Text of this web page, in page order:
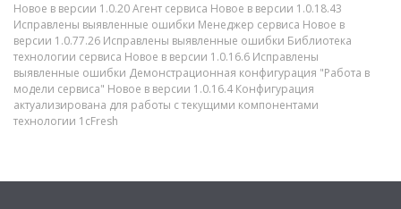
Новое в версии 1.0.20 Агент сервиса Новое в версии 1.0.18.43
Исправлены выявленные ошибки Менеджер сервиса Новое в
версии 1.0.77.26 Исправлены выявленные ошибки Библиотека
технологии сервиса Новое в версии 1.0.16.6 Исправлены
выявленные ошибки Демонстрационная конфигурация "Работа в
модели сервиса" Новое в версии 1.0.16.4 Конфигурация
актуализирована для работы с текущими компонентами
технологии 1cFresh